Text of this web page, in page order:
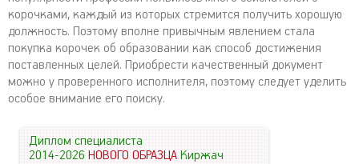
корочками, каждый из которых стремится получить хорошую
должность. Поэтому вполне привычным явлением стала
покупка корочек об образовании как способ достижения
поставленных целей. Приобрести качественный документ
можно у проверенного исполнителя, поэтому следует уделить
особое внимание его поиску.
Диплом специалиста
2014-2026НОВОГО ОБРАЗЦАКиржач